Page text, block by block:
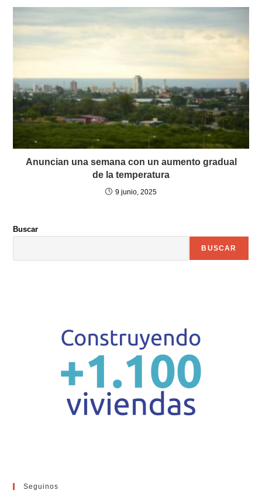
Anuncian una semana con un aumento gradual
de la temperatura
9 junio, 2025
Buscar
BUSCAR
Seguinos